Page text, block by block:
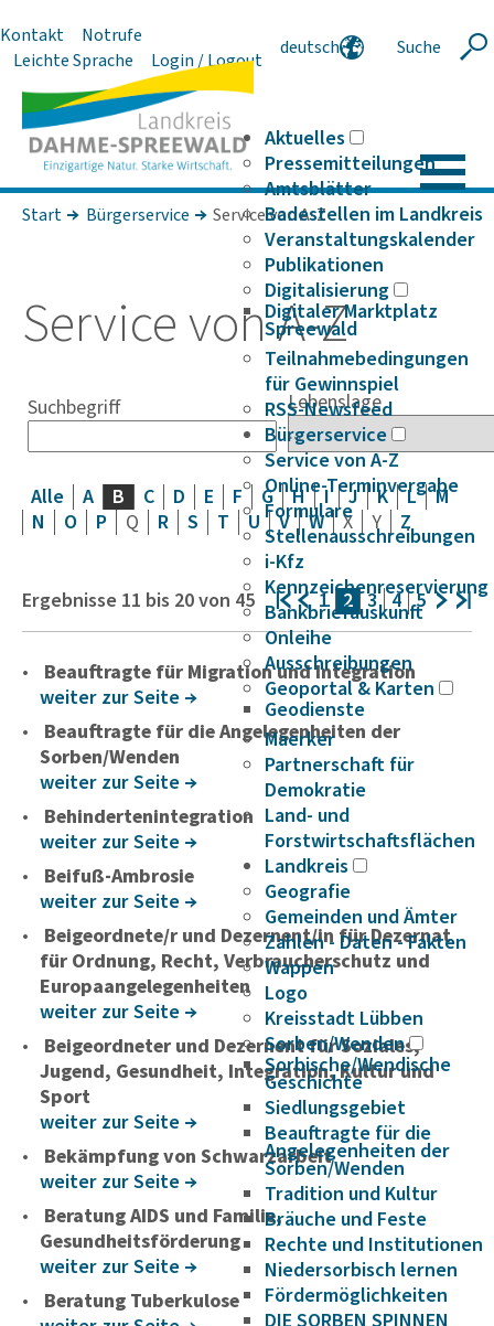
Kontakt
Notrufe
Leichte Sprache
Login / Logout
deutsch
Suche
Aktuelles
Pressemitteilungen
Amtsblätter
Badestellen im Landkreis
Veranstaltungskalender
Publikationen
Digitalisierung
Digitaler Marktplatz
Spreewald
Teilnahmebedingungen
für Gewinnspiel
RSS-Newsfeed
Bürgerservice
Service von A-Z
Online-Terminvergabe
Formulare
Stellenausschreibungen
i-Kfz
Kennzeichenreservierung
Bankbriefauskunft
Onleihe
Ausschreibungen
Geoportal & Karten
Geodienste
Maerker
Partnerschaft für
Demokratie
Land- und
Forstwirtschaftsflächen
Landkreis
Geografie
Gemeinden und Ämter
Zahlen - Daten - Fakten
Wappen
Logo
Kreisstadt Lübben
Sorben/Wenden
Sorbische/Wendische
Geschichte
Siedlungsgebiet
Beauftragte für die
Angelegenheiten der
Sorben/Wenden
Tradition und Kultur
Bräuche und Feste
Rechte und Institutionen
Niedersorbisch lernen
Fördermöglichkeiten
Start Bürgerservice Service von A-Z
Service von A-Z
Suchbegriff Lebenslage
Alle A B C D E F G H I J K L
M
N
O P Q R S T U V W X Y Z
Ergebnisse 11 bis 20von 45 1 2 3 4 5
Beauftragte für Migration und Integration
weiter zur Seite
Beauftragte für die Angelegenheiten der
Sorben/Wenden
weiter zur Seite
Behindertenintegration
weiter zur Seite
Beifuß-Ambrosie
weiter zur Seite
Beigeordnete/r und Dezernent/in für Dezernat
für Ordnung, Recht, Verbraucherschutz und
Europaangelegenheiten
weiter zur Seite
Beigeordneter und Dezernent für Sozi­ales,
Jugend, Gesundheit, Inte­gra­tion, Kultur und
Sport
weiter zur Seite
Bekämpfung von Schwarzarbeit
weiter zur Seite
Beratung AIDS und Familie,
Gesundheitsförderung
weiter zur Seite
Beratung Tuberkulose